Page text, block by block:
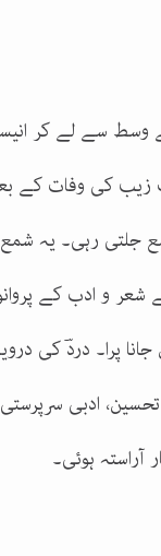
کے وسط سے لے کر
زیب کی وفات کے
جلتی رہی۔ یہ
شعر و ادب کے
پرا۔ دردؔ کی
ادبی
ہوئی۔